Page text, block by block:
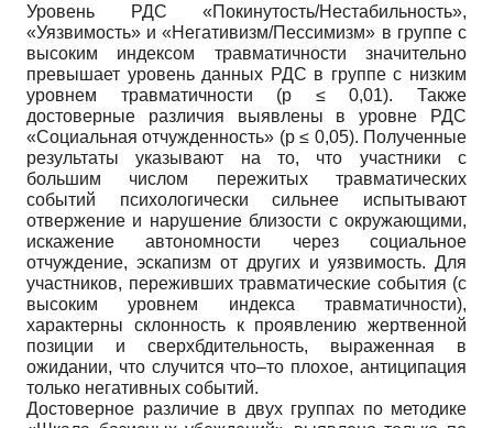
Уровень РДС «Покинутость/Нестабильность»,
«Уязвимость» и «Негативизм/Пессимизм» в группе с
высоким индексом травматичности значительно
превышает уровень данных РДС в группе с низким
уровнем травматичности (p ≤ 0,01). Также
достоверные различия выявлены в уровне РДС
«Социальная отчужденность» (p ≤ 0,05). Полученные
результаты указывают на то, что участники с
большим числом пережитых травматических
событий психологически сильнее испытывают
отвержение и нарушение близости с окружающими,
искажение автономности через социальное
отчуждение, эскапизм от других и уязвимость. Для
участников, переживших травматические события (с
высоким уровнем индекса травматичности),
характерны склонность к проявлению жертвенной
позиции и сверхбдительность, выраженная в
ожидании, что случится что–то плохое, антиципация
только негативных событий.
Достоверное различие в двух группах по методике